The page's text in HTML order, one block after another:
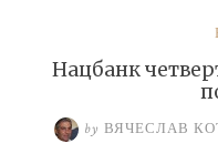
Нацбанк
by ВЯЧЕСЛАВ